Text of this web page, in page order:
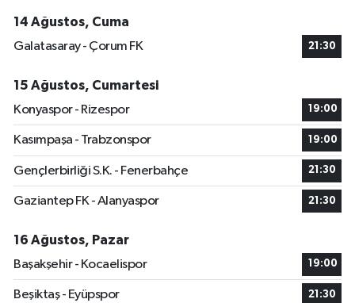
14 Ağustos, Cuma
Galatasaray - Çorum FK
21:30
15 Ağustos, Cumartesi
Konyaspor - Rizespor
19:00
Kasımpaşa - Trabzonspor 19:00
Gençlerbirliği S.K. - Fenerbahçe 21:30
Gaziantep FK - Alanyaspor 21:30
16 Ağustos, Pazar
Başakşehir - Kocaelispor
19:00
Beşiktaş - Eyüpspor 21:30